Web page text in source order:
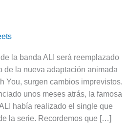
la banda ALI será reemplazado
de la nueva adaptación animada
You, surgen cambios imprevistos.
unos meses atrás, la famosa
había realizado el single que
la serie. Recordemos que […]